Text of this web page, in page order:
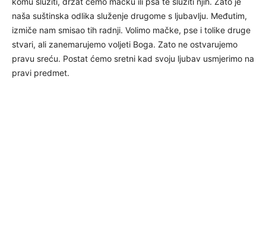
naša suštinska odlika služenje drugome s ljubavlju. Međutim,
izmiče nam smisao tih radnji. Volimo mačke, pse i tolike druge
stvari, ali zanemarujemo voljeti Boga. Zato ne ostvarujemo
pravu sreću. Postat ćemo sretni kad svoju ljubav usmjerimo na
pravi predmet.